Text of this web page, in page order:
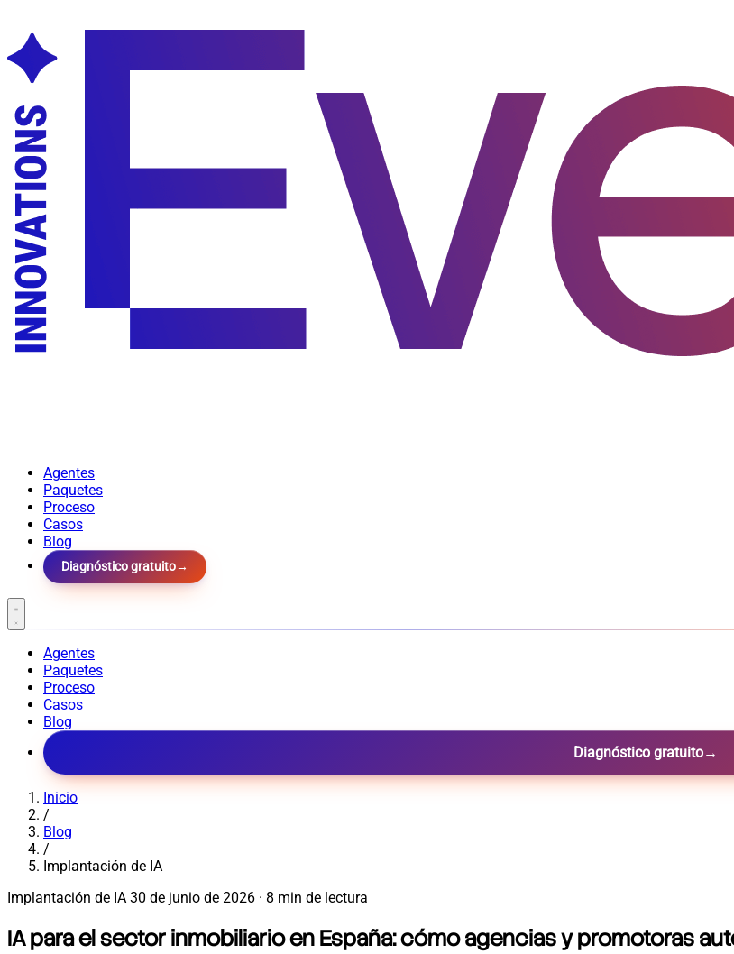
Agentes
Paquetes
Proceso
Casos
Blog
Diagnóstico gratuito→
Agentes
Paquetes
Proceso
Casos
Blog
Diagnóstico gratuito→
Inicio
/
Blog
/
Implantación de IA
Implantación de IA 30 de junio de 2026 · 8 min de lectura
IA para el sector inmobiliario en España: cómo agencias y promotoras